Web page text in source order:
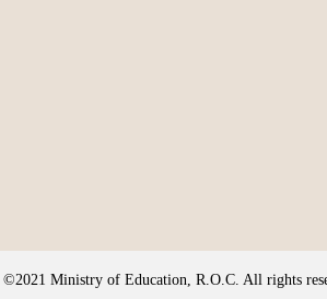
©2021 Ministry of Education, R.O.C. All rights